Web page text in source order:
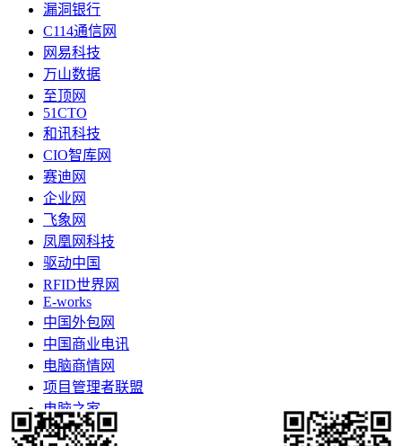
漏洞银行
C114通信网
网易科技
万山数据
至顶网
51CTO
和讯科技
CIO智库网
赛迪网
企业网
飞象网
凤凰网科技
驱动中国
RFID世界网
E-works
中国外包网
中国商业电讯
电脑商情网
项目管理者联盟
电脑之家
更多>>